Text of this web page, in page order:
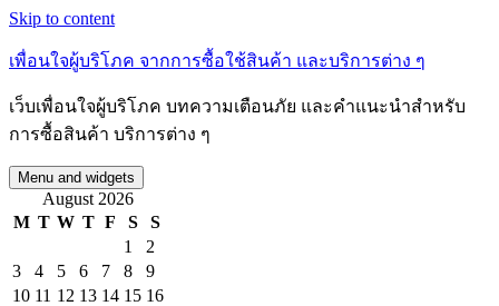
Skip to content
เพื่อนใจผู้บริโภค จากการซื้อใช้สินค้า และบริการต่าง ๆ
เว็บเพื่อนใจผู้บริโภค บทความเตือนภัย และคำแนะนำสำหรับ
การซื้อสินค้า บริการต่าง ๆ
Menu and widgets
August 2026
M T W T F S
S
1
2
3
4 5 6 7 8
9
10 11 12 13 14 15 16